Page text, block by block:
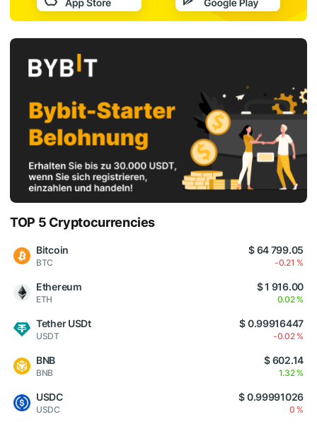
TOP 5 Cryptocurrencies
Bitcoin
BTC
$ 64 799.05
-0.21 %
Ethereum
ETH
$ 1 916.00
0.02 %
Tether USDt
USDT
$ 0.99916447
-0.02 %
BNB
BNB
$ 602.14
1.32 %
USDC
USDC
$ 0.99991026
0 %